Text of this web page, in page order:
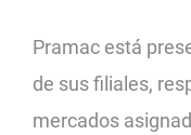
Pramac está
de sus filiales,
mercados